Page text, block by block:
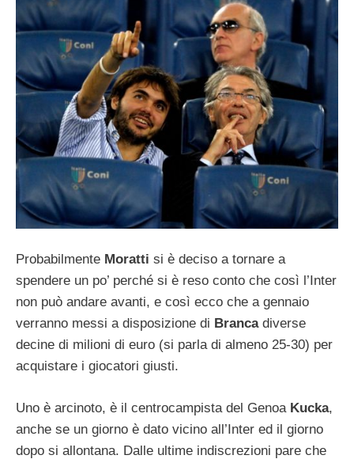
Probabilmente Moratti si è deciso a tornare a
spendere un po’ perché si è reso conto che così l’Inter
non può andare avanti, e così ecco che a gennaio
verranno messi a disposizione di Brancadiverse
decine di milioni di euro (si parla di almeno 25-30) per
acquistare i giocatori giusti.
Uno è arcinoto, è il centrocampista del Genoa Kucka,
anche se un giorno è dato vicino all’Inter ed il giorno
dopo si allontana. Dalle ultime indiscrezioni pare che